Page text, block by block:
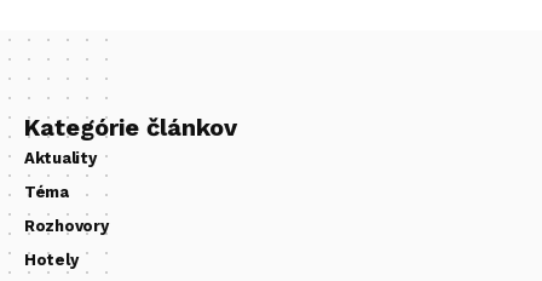
Kategórie článkov
Aktuality
Téma
Rozhovory
Hotely